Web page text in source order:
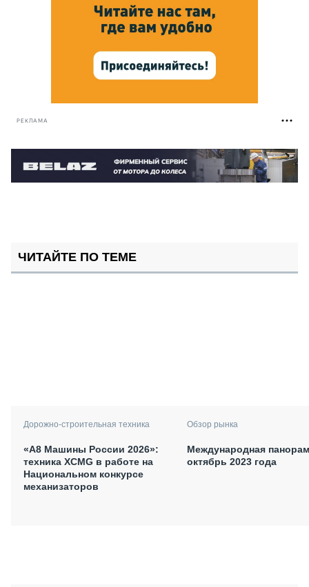
РЕКЛАМА
ЧИТАЙТЕ ПО ТЕМЕ
Дорожно-строительная техника
«А8 Машины России 2026»:
техника XCMG в работе на
Национальном конкурсе
механизаторов
Обзор рынка
Международная
октябрь 2023 года